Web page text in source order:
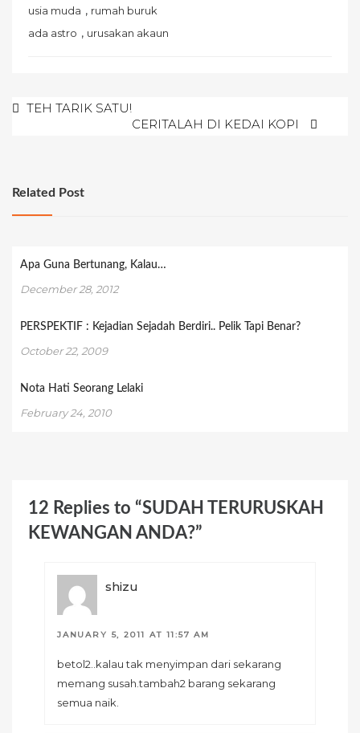
usia muda , rumah buruk
ada astro , urusakan akaun
Post
TEH TARIK SATU!
CERITALAH DI KEDAI KOPI
Related Post
Apa Guna Bertunang, Kalau…
December 28, 2012
PERSPEKTIF : Kejadian Sejadah Berdiri.. Pelik Tapi Benar?
October 22, 2009
Nota Hati Seorang Lelaki
February 24, 2010
12 Replies to “SUDAH TERURUSKAH
KEWANGAN ANDA?”
shizu
JANUARY 5, 2011 AT 11:57 AM
betol2..kalau tak menyimpan dari sekarang
memang susah.tambah2 barang sekarang
semua naik.